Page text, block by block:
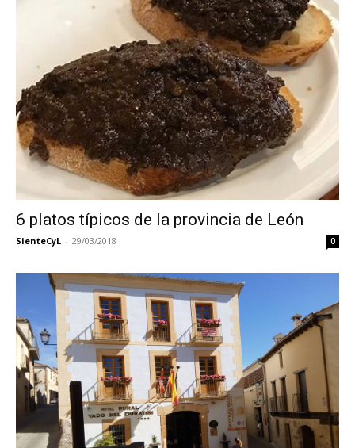
6 platos típicos de la provincia de León
SienteCyL - 29/03/2018 0